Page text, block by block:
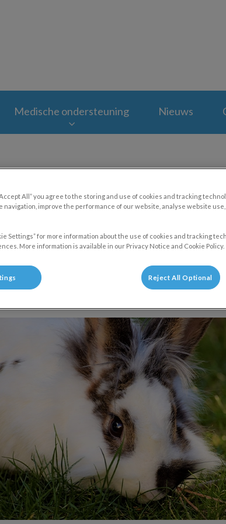
Medische ondersteuning Nieuws
je konijn voor
All” you agree to the storing and use of cookies and tracking
navigation, improve the performance of our website, analyse website
Settings” for more information about the use of cookies and tracking
More information is available in our Privacy Notice and Cookie Policy.
Reject All Optional